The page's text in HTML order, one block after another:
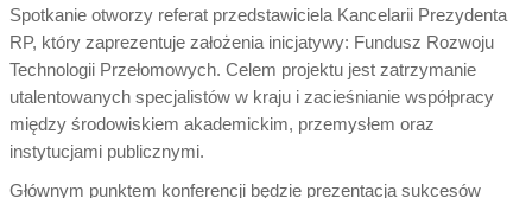
Spotkanie otworzy referat przedstawiciela Kancelarii Prezydenta
RP, który zaprezentuje założenia inicjatywy: Fundusz Rozwoju
Technologii Przełomowych. Celem projektu jest zatrzymanie
utalentowanych specjalistów w kraju i zacieśnianie współpracy
między środowiskiem akademickim, przemysłem oraz
instytucjami publicznymi.
Głównym punktem konferencji będzie prezentacja sukcesów